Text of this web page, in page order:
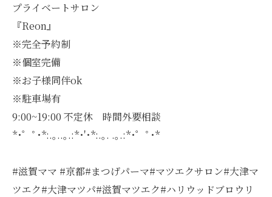
プライベートサロン
『Reon』
※完全予約制
※個室完備
※お子様同伴ok
※駐車場有
9:00~19:00 不定休 時間外要相談
*･゜ﾟ･*:.｡..｡.:*･'･*:.｡. .｡.:*･゜ﾟ･*
#滋賀ママ #京都#まつげパーマ#マツエクサロン#大津マ
ツエク#大津マツパ#滋賀マツエク#ハリウッドブロウリ